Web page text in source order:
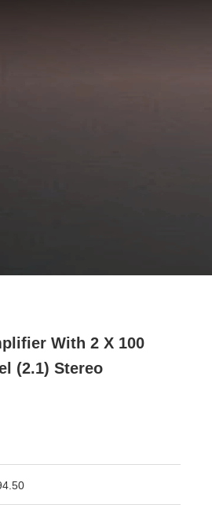
With 2 X 100
(2.1) Stereo